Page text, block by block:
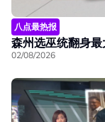
八点最热报
森州选巫统翻身
02/08/2026